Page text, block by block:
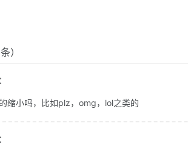
）
缩小吗，比如plz，omg，lol之类的